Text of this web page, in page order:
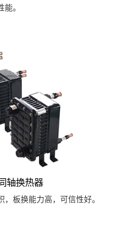
。
轴换热器
板换能力高，可信性好。